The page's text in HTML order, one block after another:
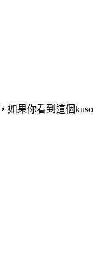
如果你看到這個kuso